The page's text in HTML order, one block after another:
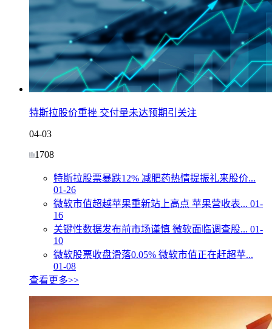
特斯拉股价重挫 交付量未达预期引关注
04-03
1708
特斯拉股票暴跌12% 减肥药热情提振礼来股价...
01-26
微软市值超越苹果重新站上高点 苹果营收表... 01-
16
关键性数据发布前市场谨慎 微软面临调查股... 01-
10
微软股票收盘滑落0.05% 微软市值正在赶超苹...
01-08
查看更多>>